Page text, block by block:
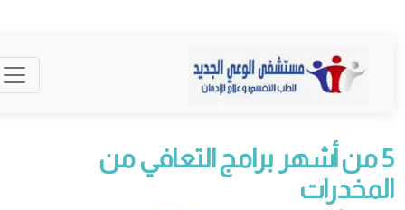
5 من أشهر برامج التعافي من
المخدرات